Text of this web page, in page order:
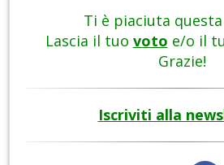
Ti è piaciuta
Lascia il tuo voto e/o il
Grazie!
Iscriviti alla